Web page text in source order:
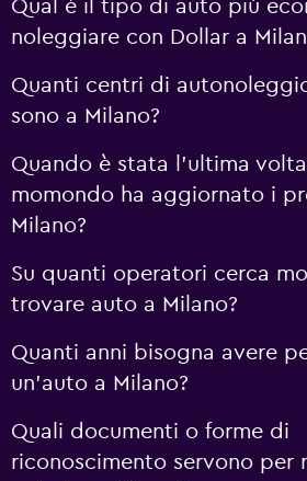
Qual è il tipo di auto più
noleggiare con Dollar a
Quanti centri di
sono a Milano?
Quando è stata l'ultima
momondo ha aggiornato i
Milano?
Su quanti operatori cerca
trovare auto a Milano?
Quanti anni bisogna avere
un'auto a Milano?
Quali documenti o forme di
riconoscimento servono per